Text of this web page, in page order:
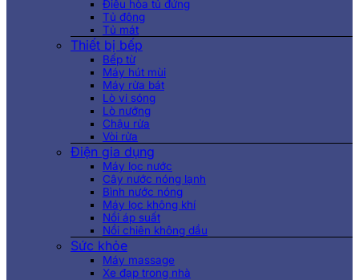
Điều hòa tủ đứng
Tủ đông
Tủ mát
Thiết bị bếp
Bếp từ
Máy hút mùi
Máy rửa bát
Lò vi sóng
Lò nướng
Chậu rửa
Vòi rửa
Điện gia dụng
Máy lọc nước
Cây nước nóng lạnh
Bình nước nóng
Máy lọc không khí
Nồi áp suất
Nồi chiên không dầu
Sức khỏe
Máy massage
Xe đạp trong nhà